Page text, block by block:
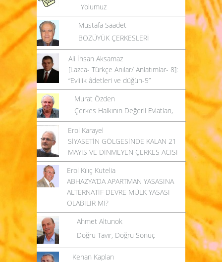
Yolumuz
Mustafa Saadet
BOZÜYÜK ÇERKESLERİ
Ali İhsan Aksamaz
[Lazca- Türkçe Anılar/ Anlatımlar- 8]:
“Evlilik âdetleri ve düğün-5”
Murat Özden
Çerkes Halkının Değerli Evlatları,
Erol Karayel
SİYASETİN GÖLGESİNDE KALAN 21
MAYIS VE DİNMEYEN ÇERKES ACISI
Erol Kılıç Kutelia
ABHAZYA’DA APARTMAN YASASINA
ALTERNATİF DEVRE MÜLK YASASI
OLABİLİR Mİ?
Ahmet Altunok
Doğru Tavır, Doğru Sonuç
Kenan Kaplan